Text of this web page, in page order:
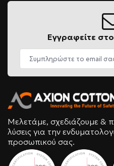
Εγγραφείτε
Μελετάμε, σχεδιάζουμε &
λύσεις για την
προσωπικού σας.